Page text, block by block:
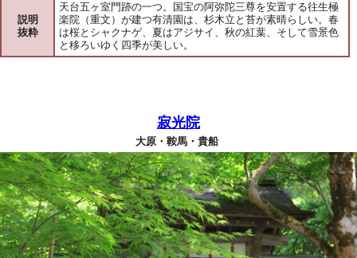
説明
抜粋
天台五ヶ室門跡の一つ。国宝の阿弥陀三尊を安置する往生極
楽院（重文）が建つ有清園は、杉木立と苔が素晴らしい。春
は桜とシャクナゲ、夏はアジサイ、秋の紅葉、そして雪景色
と移ろいゆく四季が美しい。
寂光院
大原・鞍馬・貴船